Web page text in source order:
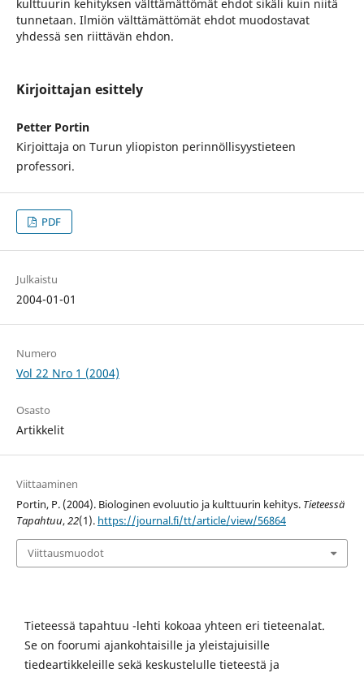
kulttuurin kehityksen välttämättömät ehdot sikäli kuin niitä
tunnetaan. Ilmiön välttämättömät ehdot muodostavat
yhdessä sen riittävän ehdon.
Kirjoittajan esittely
Petter Portin
Kirjoittaja on Turun yliopiston perinnöllisyystieteen
professori.
PDF
Julkaistu
2004-01-01
Numero
Vol 22 Nro 1 (2004)
Osasto
Artikkelit
Viittaaminen
Portin, P. (2004). Biologinen evoluutio ja kulttuurin kehitys. Tieteessä
Tapahtuu,22(1). https://journal.fi/tt/article/view/56864
Viittausmuodot
Tieteessä tapahtuu -lehti kokoaa yhteen eri tieteenalat.
Se on foorumi ajankohtaisille ja yleistajuisille
tiedeartikkeleille sekä keskustelulle tieteestä ja